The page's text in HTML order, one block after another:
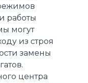
работы
могут
из строя
замены
центра